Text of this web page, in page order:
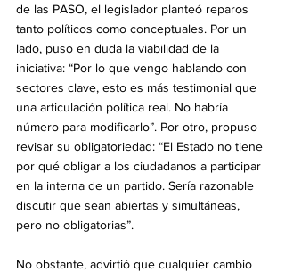
de las PASO, el legislador planteó reparos
tanto políticos como conceptuales. Por un
lado, puso en duda la viabilidad de la
iniciativa: “Por lo que vengo hablando con
sectores clave, esto es más testimonial que
una articulación política real. No habría
número para modificarlo”. Por otro, propuso
revisar su obligatoriedad: “El Estado no tiene
por qué obligar a los ciudadanos a participar
en la interna de un partido. Sería razonable
discutir que sean abiertas y simultáneas,
pero no obligatorias”.
No obstante, advirtió que cualquier cambio